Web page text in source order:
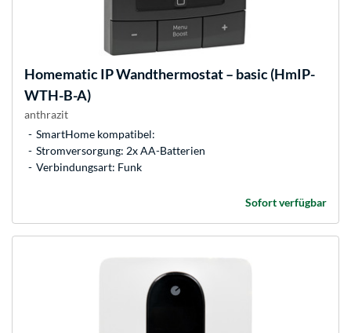
Homematic IPWandthermostat – basic (HmIP-
WTH-B-A)
anthrazit
SmartHome kompatibel:
Stromversorgung: 2x AA-Batterien
Verbindungsart: Funk
Sofort verfügbar